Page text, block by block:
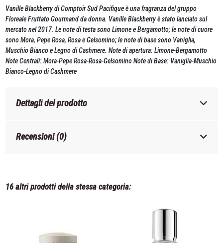
Vanille Blackberry di Comptoir Sud Pacifique è una fragranza del gruppo
Floreale Fruttato Gourmand da donna. Vanille Blackberry è stato lanciato sul
mercato nel 2017. Le note di testa sono Limone e Bergamotto; le note di cuore
sono Mora, Pepe Rosa, Rosa e Gelsomino; le note di base sono Vaniglia,
Muschio Bianco e Legno di Cashmere. Note di apertura: Limone-Bergamotto
Note Centrali: Mora-Pepe Rosa-Rosa-Gelsomino Note di Base: Vaniglia-Muschio
Bianco-Legno di Cashmere
Dettagli del prodotto
Recensioni (0)
16 altri prodotti della stessa categoria: